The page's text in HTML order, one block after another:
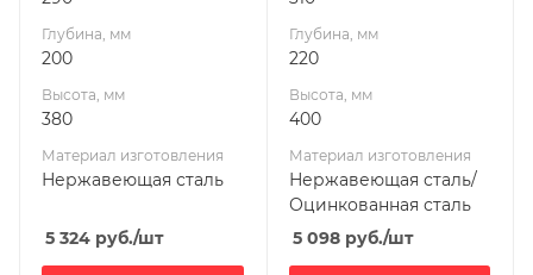
Глубина, мм
200
Высота, мм
380
Материал изготовления
Нержавеющая сталь
5 324 руб./шт
Глубина, мм
220
Высота, мм
400
Материал изготовления
Нержавеющая сталь/
Оцинкованная сталь
5 098руб./шт